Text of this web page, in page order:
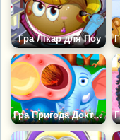
Гра Лікар для Поу
Гра Пригода Доктора Диких Тварин